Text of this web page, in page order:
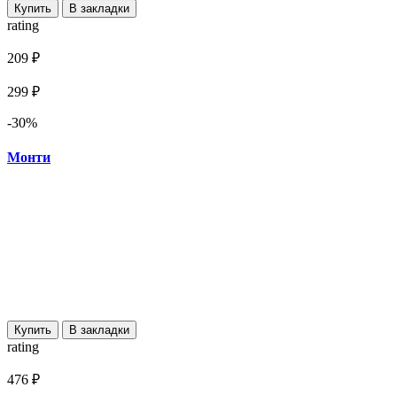
Купить В закладки
rating
209 ₽
299 ₽
-30%
Монти
Купить В закладки
rating
476 ₽